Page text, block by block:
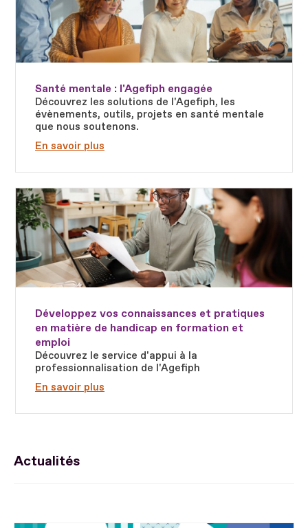
Santé mentale : l'Agefiph engagée
Découvrez les solutions de l'Agefiph, les
évènements, outils, projets en santé mentale
que nous soutenons.
En savoir plus
Développez vos connaissances et pratiques
en matière de handicap en formation et
emploi
Découvrez le service d'appui à la
professionnalisation de l'Agefiph
En savoir plus
Fichier
Actualités